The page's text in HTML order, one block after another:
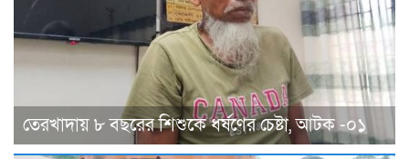
তেরখাদায় ৮ বছরের শিশুকে ধর্ষণের চেষ্টা, আটক -০১